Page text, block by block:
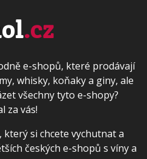
.cz
e-shopů, které prodávají
whisky, koňaky a giny, ale
všechny tyto e-shopy?
za vás!
si chcete vychutnat a
českých e-shopů s víny a